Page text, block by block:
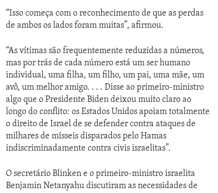
“Isso começa com o reconhecimento de que as perdas
de ambos os lados foram muitas”, afirmou.
“As vítimas são frequentemente reduzidas a números,
mas por trás de cada número está um ser humano
individual, uma filha, um filho, um pai, uma mãe, um
avô, um melhor amigo. . . . Disse ao primeiro-ministro
algo que o Presidente Biden deixou muito claro ao
longo do conflito: os Estados Unidos apoiam totalmente
o direito de Israel de se defender contra ataques de
milhares de mísseis disparados pelo Hamas
indiscriminadamente contra civis israelitas”.
O secretário Blinken e o primeiro-ministro israelita
Benjamin Netanyahu discutiram as necessidades de